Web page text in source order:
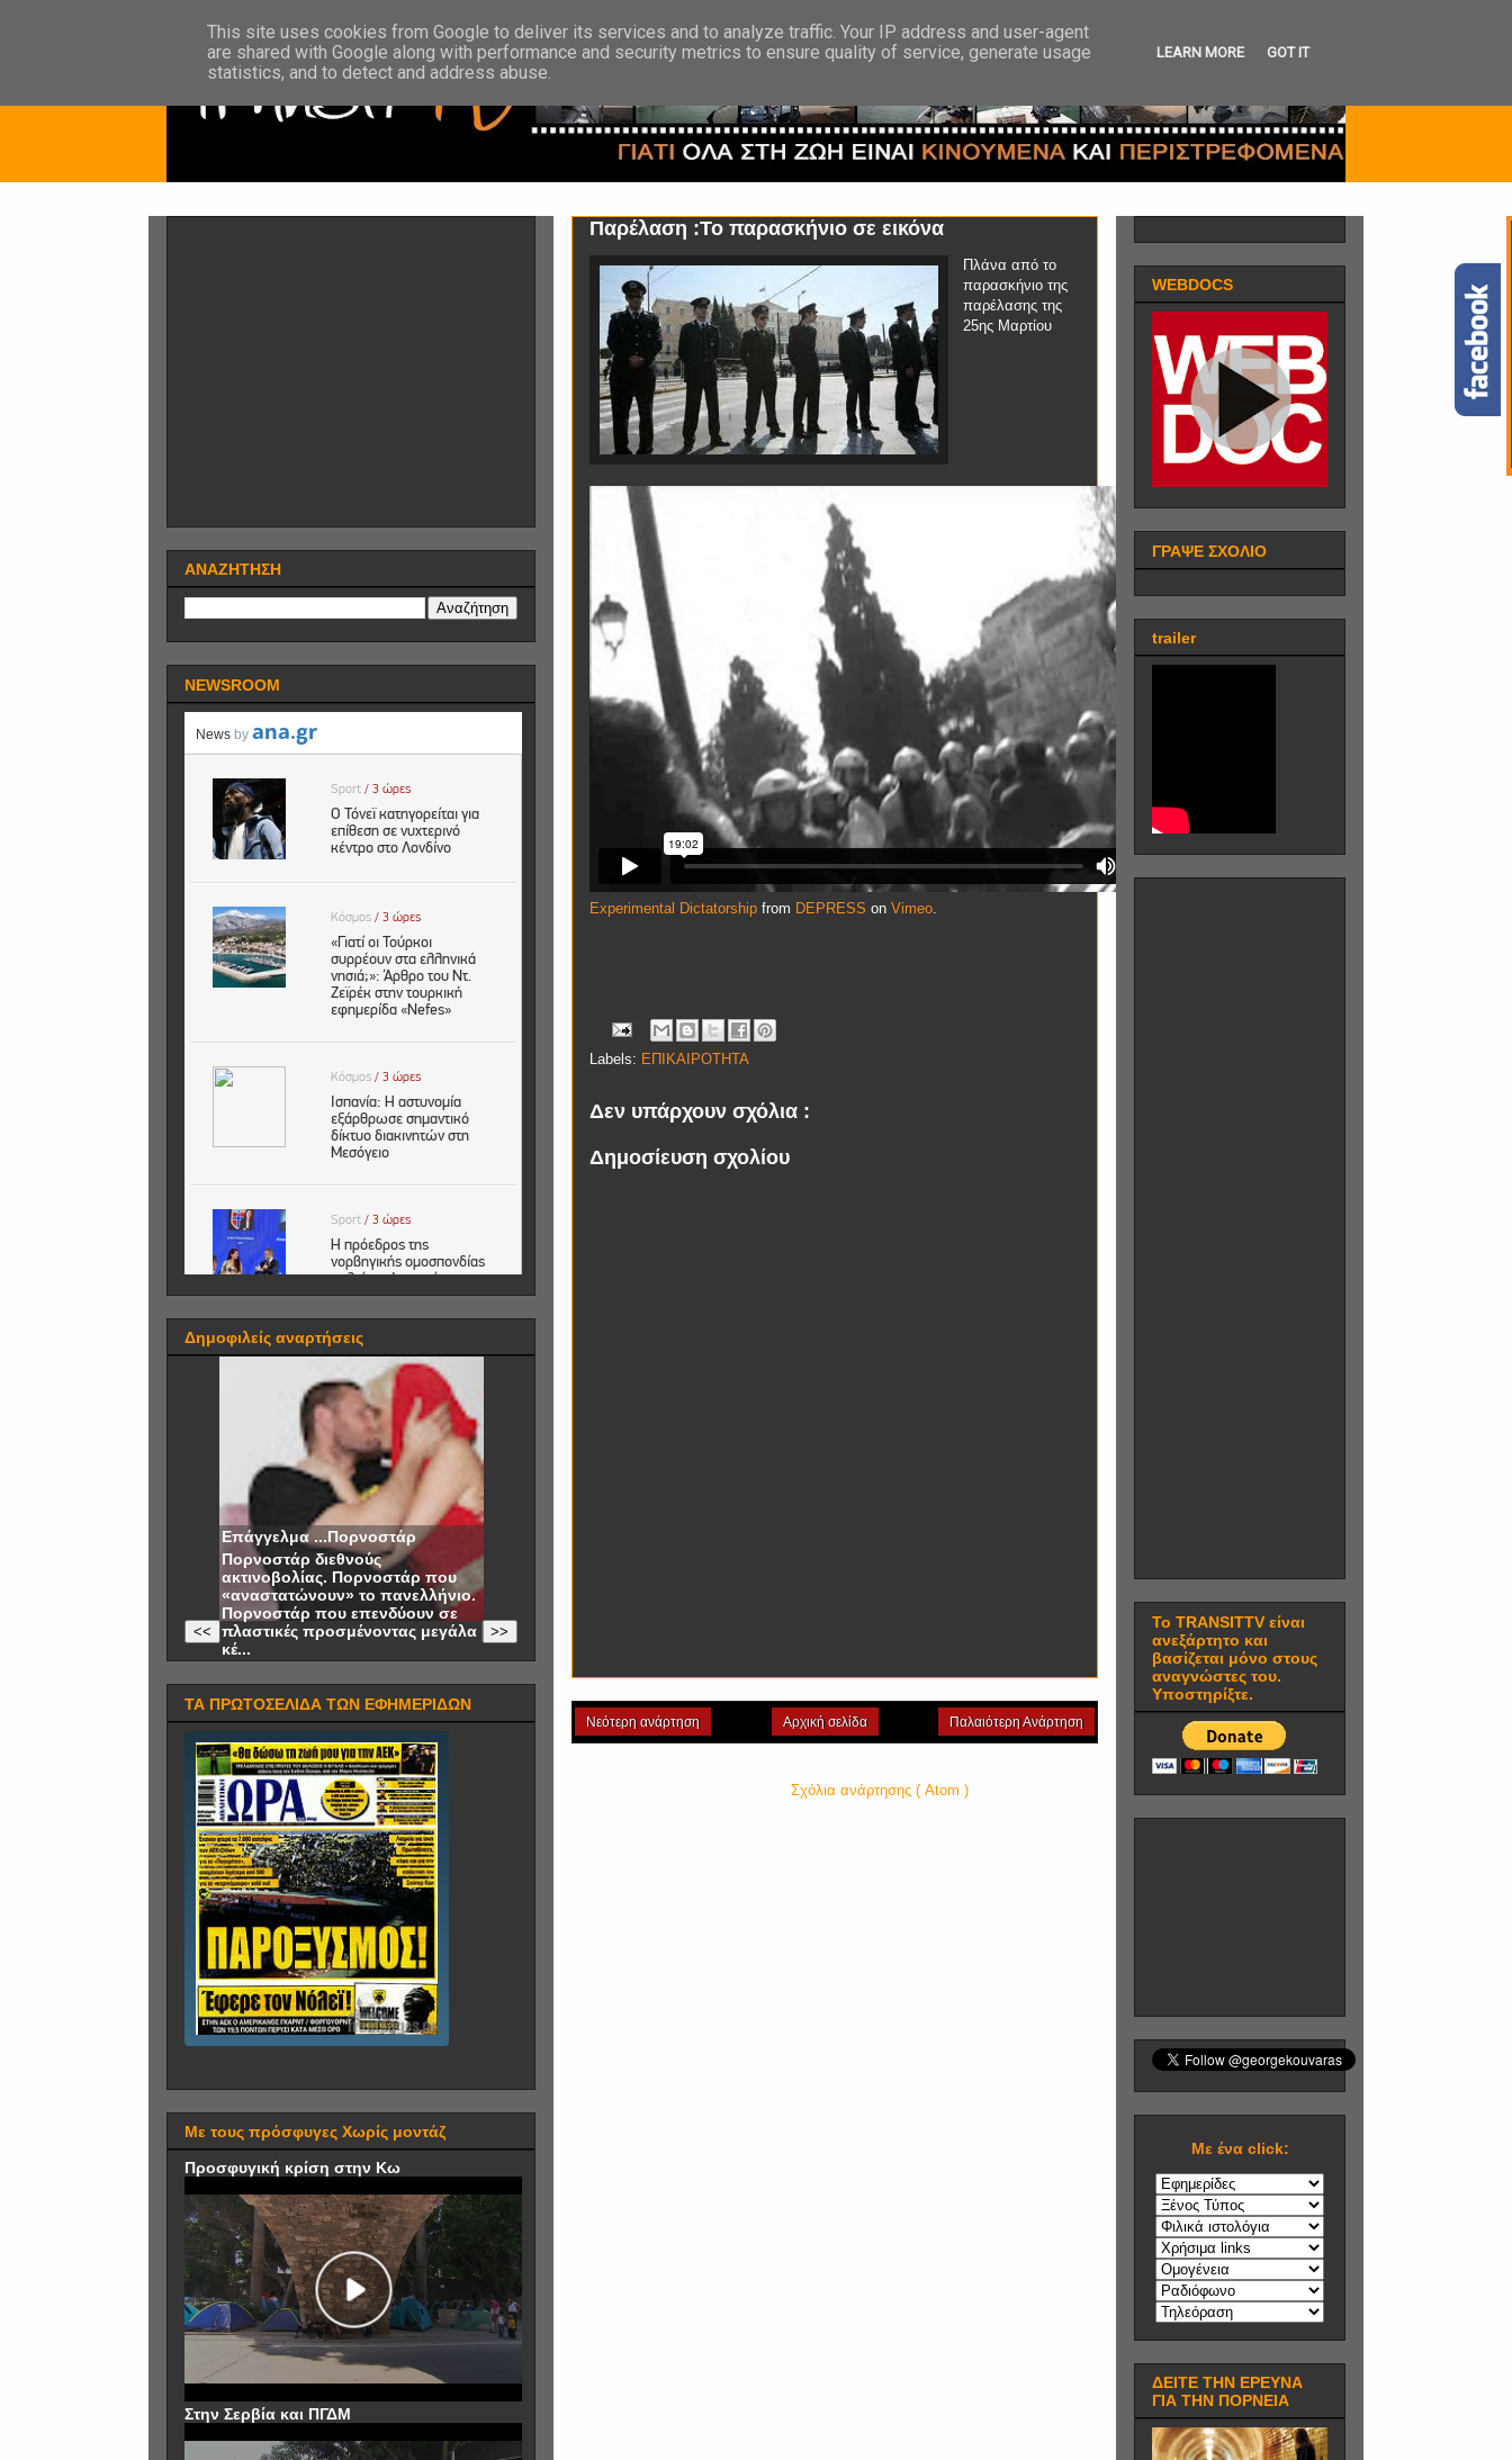
Παρέλαση :Το παρασκήνιο σε εικόνα
Πλάνα από το
παρασκήνιο της
παρέλασης της
25ης Μαρτίου
Experimental Dictatorship from DEPRESS on Vimeo.
Labels: ΕΠΙΚΑΙΡΟΤΗΤΑ
Δεν υπάρχουν σχόλια :
Δημοσίευση σχολίου
Νεότερη ανάρτηση Παλαιότερη Ανάρτηση
Αρχική σελίδα
Σχόλια ανάρτησης ( Atom )
ΑΝΑΖΗΤΗΣΗ
NEWSROOM
Δημοφιλείς αναρτήσεις
Επάγγελμα ...Πορνοστάρ
Πορνοστάρ διεθνούς
ακτινοβολίας. Πορνοστάρ που
«αναστατώνουν» το πανελλήνιο.
Πορνοστάρ που επενδύουν σε
πλαστικές προσμένοντας μεγάλα
κέ...
>>
<<
ΤΑ ΠΡΩΤΟΣΕΛΙΔΑ ΤΩΝ ΕΦΗΜΕΡΙΔΩΝ
Με τους πρόσφυγες Χωρίς μοντάζ
Προσφυγική κρίση στην Κω
Στην Σερβία και ΠΓΔΜ
WEBDOCS
ΓΡΑΨΕ ΣΧΟΛΙΟ
trailer
Το TRANSITTV είναι
ανεξάρτητο και
βασίζεται μόνο στους
αναγνώστες του.
Υποστηρίξτε.
Mε ένα click:
ΔΕΙΤΕ ΤΗΝ ΕΡΕΥΝΑ
ΓΙΑ ΤΗΝ ΠΟΡΝΕΙΑ
This site uses cookies from Google to deliver its services and to analyze traffic. Your IP address and user-agent
are shared with Google along with performance and security metrics to ensure quality of service, generate usage
statistics, and to detect and address abuse.
LEARN MORE GOT IT